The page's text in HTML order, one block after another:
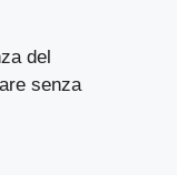
del
senza